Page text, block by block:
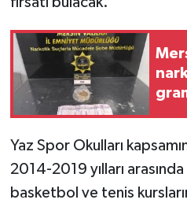
Yaz Spor Okulları
2014-2019 yılları
basketbol ve tenis